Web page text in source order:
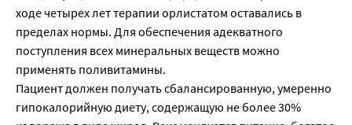
ходе четырех лет терапии орлистатом оставались в
пределах нормы. Для обеспечения адекватного
поступления всех минеральных веществ можно
применять поливитамины.
Пациент должен получать сбалансированную, умеренно
гипокалорийную диету, содержащую не более 30%